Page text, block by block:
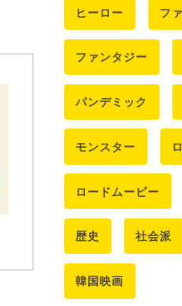
ヒーロー フ
ファンタジー
パンデミック
モンスター
ロードムービー
歴史 社会派
韓国映画